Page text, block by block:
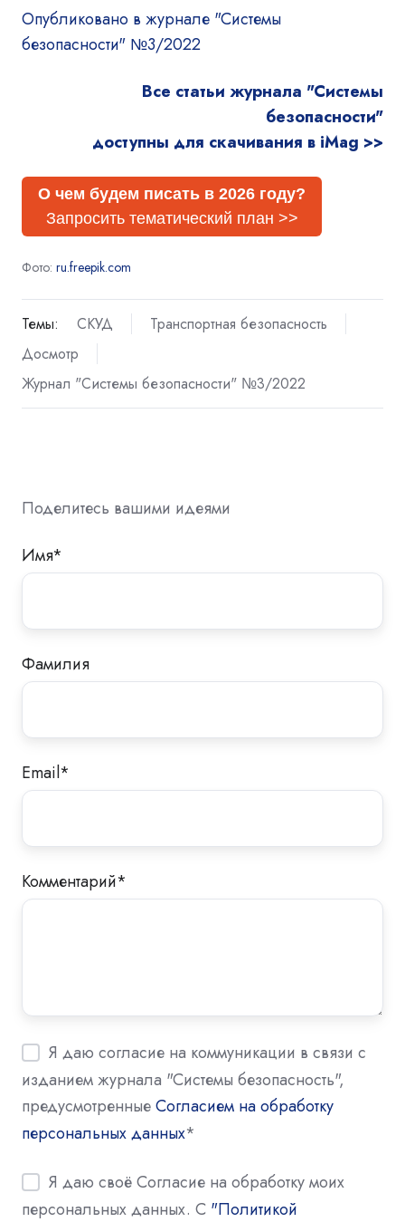
Опубликовано в журнале "Системы
безопасности" №3/2022
Все статьи журнала "Системы
безопасности"
доступны для скачивания в iMag >>
О чем будем писать в 2026 году?
Запросить тематический план >>
Фото: ru.freepik.com
Темы: СКУД
Транспортная безопасность
Досмотр
Журнал "Системы безопасности" №3/2022
Поделитесь вашими идеями
Имя*
Фамилия
Email*
Комментарий*
Я даю согласие на коммуникации в связи с
изданием журнала "Системы безопасность",
предусмотренныеСогласием на обработку
персональных данных*
Я даю своё Согласие на обработку моих
персональных данных. С "Политикой